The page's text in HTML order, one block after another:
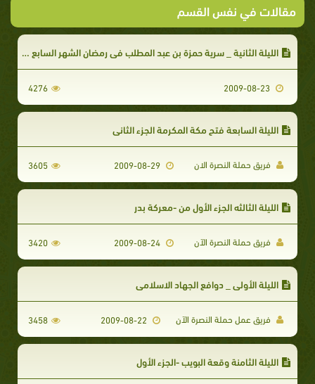
مقالات في نفس القسم
الليلة الثانية _ سرية حمزة بن عبد المطلب في رمضان الشهر السابع من الهجرة
4276
الليلة السابعة فتح مكة المكرمة الجزء الثاني
فريق حملة النصرة الان 3605
الليلة الثالثه الجزء الأول من -معركة بدر
فريق حملة النصرة الآن 3420
الليلة الأولى _ دوافع الجهاد الاسلامي
فريق عمل حملة النصرة الآن 3458
الليلة الثامنة وقعة البويب -الجزء الأول